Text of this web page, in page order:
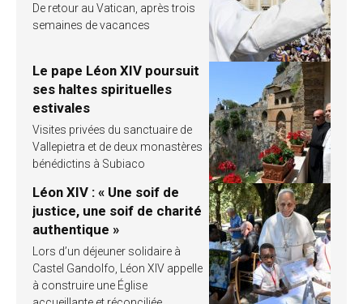
De retour au Vatican, après trois
semaines de vacances
Le pape Léon XIV poursuit
ses haltes spirituelles
estivales
Visites privées du sanctuaire de
Vallepietra et de deux monastères
bénédictins à Subiaco
Léon XIV : « Une soif de
justice, une soif de charité
authentique »
Lors d’un déjeuner solidaire à
Castel Gandolfo, Léon XIV appelle
à construire une Église